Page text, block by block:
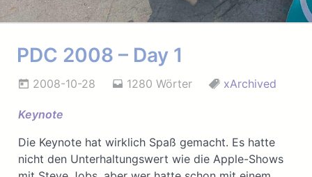
PDC 2008 – Day 1
2008-10-28 1280 Wörter xArchived
Keynote
Die Keynote hat wirklich Spaß gemacht. Es hatte
nicht den Unterhaltungswert wie die Apple-Shows